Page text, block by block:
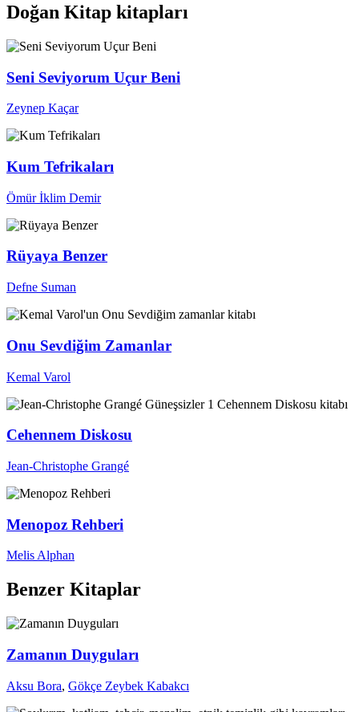
Doğan Kitap kitapları
Seni Seviyorum Uçur Beni
Zeynep Kaçar
Kum Tefrikaları
Ömür İklim Demir
Rüyaya Benzer
Defne Suman
Onu Sevdiğim Zamanlar
Kemal Varol
Cehennem Diskosu
Jean-Christophe Grangé
Menopoz Rehberi
Melis Alphan
Benzer Kitaplar
Zamanın Duyguları
Aksu Bora, Gökçe Zeybek Kabakcı